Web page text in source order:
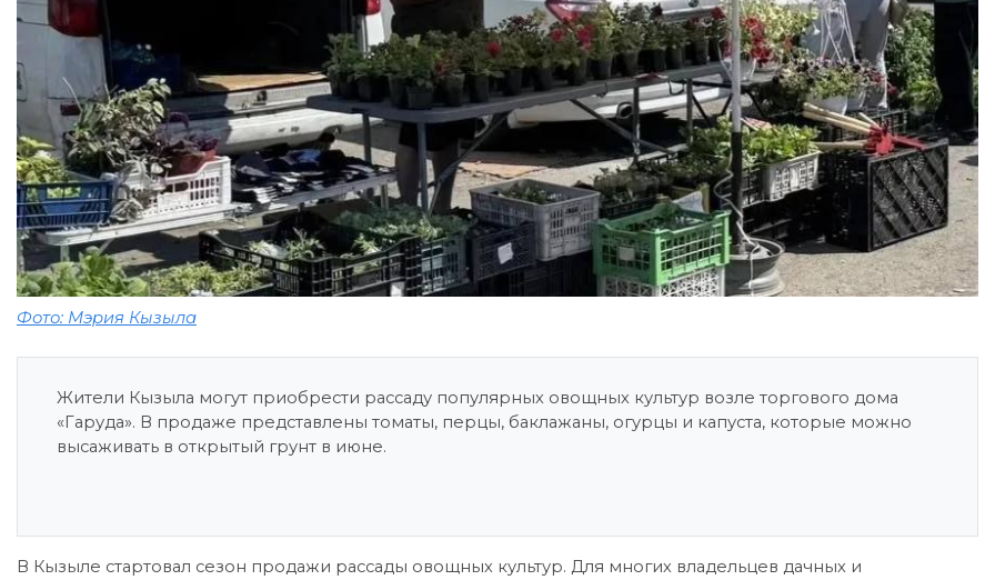
Фото: Мэрия Кызыла
Жители Кызыла могут приобрести рассаду популярных овощных культур возле торгового дома
«Гаруда». В продаже представлены томаты, перцы, баклажаны, огурцы и капуста, которые можно
высаживать в открытый грунт в июне.
В Кызыле стартовал сезон продажи рассады овощных культур. Для многих владельцев дачных и